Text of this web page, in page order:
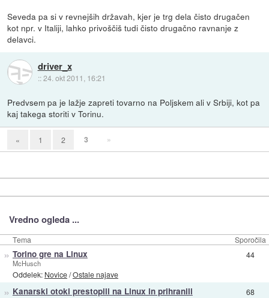
Seveda pa si v revnejših državah, kjer je trg dela čisto drugačen
kot npr. v Italiji, lahko privoščiš tudi čisto drugačno ravnanje z
delavci.
driver_x
::24. okt 2011, 16:21
Predvsem pa je lažje zapreti tovarno na Poljskem ali v Srbiji, kot pa
kaj takega storiti v Torinu.
« 1 2 3 »
Vredno ogleda ...
Tema Sporočila
» Torino gre na Linux
McHusch
Oddelek: Novice/Ostale najave
44
» Kanarski otoki prestopili na Linux in prihranili 68